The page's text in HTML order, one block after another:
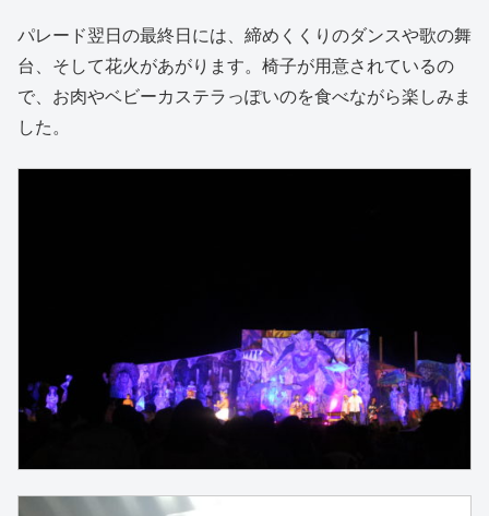
パレード翌日の最終日には、締めくくりのダンスや歌の舞
台、そして花火があがります。椅子が用意されているの
で、お肉やベビーカステラっぽいのを食べながら楽しみま
した。